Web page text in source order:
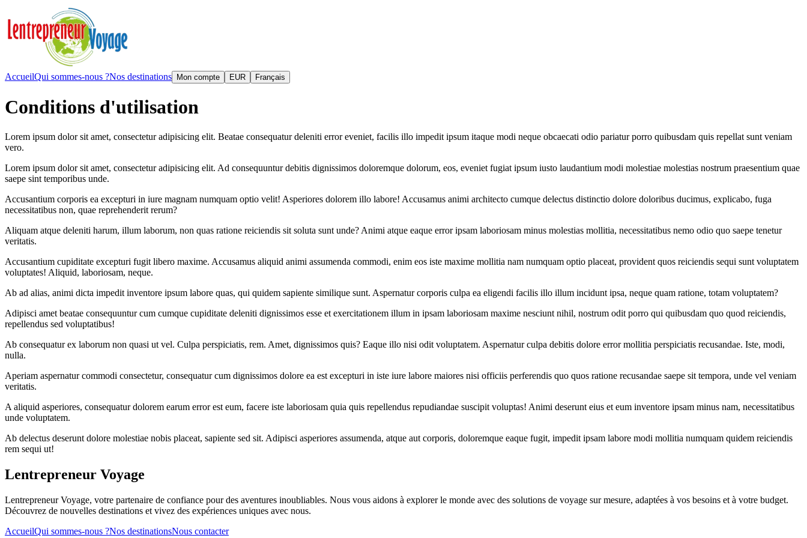
AccueilQui sommes-nous ?Nos destinations Mon compte EUR Français
Conditions d'utilisation
Lorem ipsum dolor sit amet, consectetur adipisicing elit. Beatae consequatur deleniti error eveniet, facilis illo impedit ipsum itaque modi neque obcaecati odio pariatur porro quibusdam quis repellat sunt veniam
vero.
Lorem ipsum dolor sit amet, consectetur adipisicing elit. Ad consequuntur debitis dignissimos doloremque dolorum, eos, eveniet fugiat ipsum iusto laudantium modi molestiae molestias nostrum praesentium quae
saepe sint temporibus unde.
Accusantium corporis ea excepturi in iure magnam numquam optio velit! Asperiores dolorem illo labore! Accusamus animi architecto cumque delectus distinctio dolore doloribus ducimus, explicabo, fuga
necessitatibus non, quae reprehenderit rerum?
Aliquam atque deleniti harum, illum laborum, non quas ratione reiciendis sit soluta sunt unde? Animi atque eaque error ipsam laboriosam minus molestias mollitia, necessitatibus nemo odio quo saepe tenetur
veritatis.
Accusantium cupiditate excepturi fugit libero maxime. Accusamus aliquid animi assumenda commodi, enim eos iste maxime mollitia nam numquam optio placeat, provident quos reiciendis sequi sunt voluptatem
voluptates! Aliquid, laboriosam, neque.
Ab ad alias, animi dicta impedit inventore ipsum labore quas, qui quidem sapiente similique sunt. Aspernatur corporis culpa ea eligendi facilis illo illum incidunt ipsa, neque quam ratione, totam voluptatem?
Adipisci amet beatae consequuntur cum cumque cupiditate deleniti dignissimos esse et exercitationem illum in ipsam laboriosam maxime nesciunt nihil, nostrum odit porro qui quibusdam quo quod reiciendis,
repellendus sed voluptatibus!
Ab consequatur ex laborum non quasi ut vel. Culpa perspiciatis, rem. Amet, dignissimos quis? Eaque illo nisi odit voluptatem. Aspernatur culpa debitis dolore error mollitia perspiciatis recusandae. Iste, modi,
nulla.
Aperiam aspernatur commodi consectetur, consequatur cum dignissimos dolore ea est excepturi in iste iure labore maiores nisi officiis perferendis quo quos ratione recusandae saepe sit tempora, unde vel veniam
veritatis.
A aliquid asperiores, consequatur dolorem earum error est eum, facere iste laboriosam quia quis repellendus repudiandae suscipit voluptas! Animi deserunt eius et eum inventore ipsam minus nam, necessitatibus
unde voluptatem.
Ab delectus deserunt dolore molestiae nobis placeat, sapiente sed sit. Adipisci asperiores assumenda, atque aut corporis, doloremque eaque fugit, impedit ipsam labore modi mollitia numquam quidem reiciendis
rem sequi ut!
Lentrepreneur Voyage
Lentrepreneur Voyage, votre partenaire de confiance pour des aventures inoubliables. Nous vous aidons à explorer le monde avec des solutions de voyage sur mesure, adaptées à vos besoins et à votre budget.
Découvrez de nouvelles destinations et vivez des expériences uniques avec nous.
AccueilQui sommes-nous ?Nos destinationsNous contacter